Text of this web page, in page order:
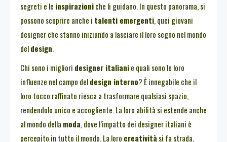
segreti e le inspirazioniche li guidano. In questo panorama, si
possono scoprire anche i talenti emergenti, quei giovani
designer che stanno iniziando a lasciare il loro segno nel mondo
deldesign.
Chi sono i migliori designer italianie quali sono le loro
influenze nel campo deldesign interno? È innegabile che il
loro tocco raffinato riesca a trasformare qualsiasi spazio,
rendendolo unico e accogliente. La loro abilità si estende anche
al mondo della moda, dove l’impatto dei designer italiani è
percepito in tutto il mondo. La loro creatività si fa strada,